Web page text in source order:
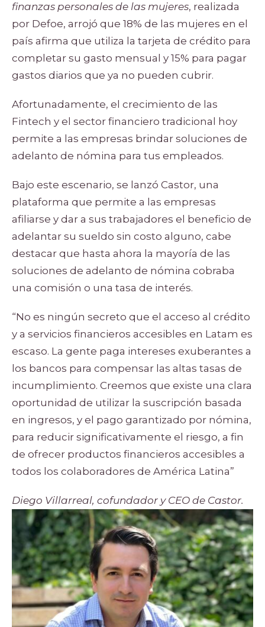
finanzas personales de las mujeres, realizada
por Defoe, arrojó que 18% de las mujeres en el
país afirma que utiliza la tarjeta de crédito para
completar su gasto mensual y 15% para pagar
gastos diarios que ya no pueden cubrir.
Afortunadamente, el crecimiento de las
Fintech y el sector financiero tradicional hoy
permite a las empresas brindar soluciones de
adelanto de nómina para tus empleados.
Bajo este escenario, se lanzó Castor, una
plataforma que permite a las empresas
afiliarse y dar a sus trabajadores el beneficio de
adelantar su sueldo sin costo alguno, cabe
destacar que hasta ahora la mayoría de las
soluciones de adelanto de nómina cobraba
una comisión o una tasa de interés.
“No es ningún secreto que el acceso al crédito
y a servicios financieros accesibles en Latam es
escaso. La gente paga intereses exuberantes a
los bancos para compensar las altas tasas de
incumplimiento. Creemos que existe una clara
oportunidad de utilizar la suscripción basada
en ingresos, y el pago garantizado por nómina,
para reducir significativamente el riesgo, a fin
de ofrecer productos financieros accesibles a
todos los colaboradores de América Latina”
Diego Villarreal, cofundador y CEO de Castor.